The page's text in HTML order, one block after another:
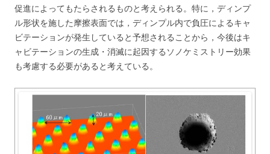
促進によってもたらされるものと考えられる。特に，ディンプ
ル形状を施した摩擦表面では，ディンプル内で負圧によるキャ
ビテーションが発生していると予想されることから，今後はキ
ャビテーションの生成・消滅に起因するソノケミストリー効果
も考慮する必要があると考えている。